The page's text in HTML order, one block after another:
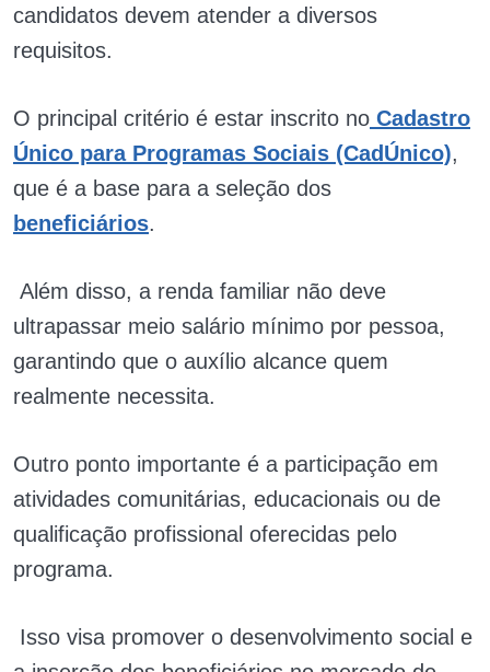
candidatos devem atender a diversos
requisitos.
O principal critério é estar inscrito no Cadastro
Único para Programas Sociais (CadÚnico),
que é a base para a seleção dos
beneficiários.
Além disso, a renda familiar não deve
ultrapassar meio salário mínimo por pessoa,
garantindo que o auxílio alcance quem
realmente necessita.
Outro ponto importante é a participação em
atividades comunitárias, educacionais ou de
qualificação profissional oferecidas pelo
programa.
Isso visa promover o desenvolvimento social e